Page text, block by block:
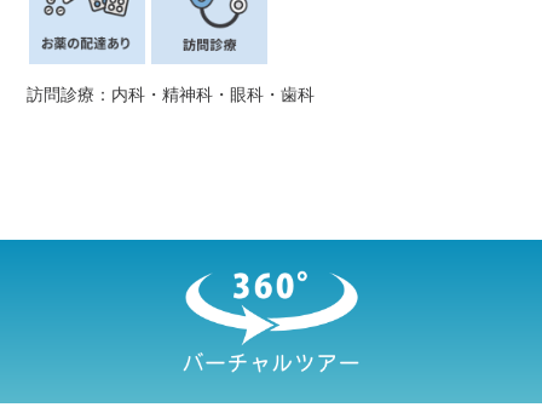
訪問診療：内科・精神科・眼科・歯科